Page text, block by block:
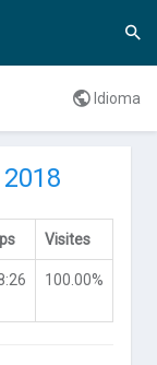
Idioma
Visites
100.00%